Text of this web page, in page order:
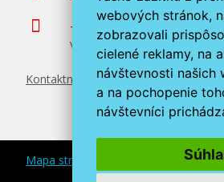
webových stránok,
zobrazovali
cielené reklamy, na
návštevnosti našich
a na pochopenie
návštevníci
+420 377 222 313
Volajte v pracovné dni od 8.
Kontaktné údaje
Mapa stránok